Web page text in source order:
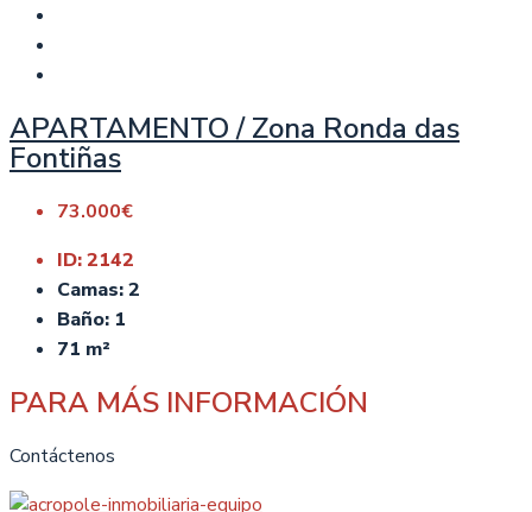
APARTAMENTO / Zona Ronda das
Fontiñas
73.000€
ID:2142
Camas:2
Baño: 1
71 m²
PARA MÁS INFORMACIÓN
Contáctenos